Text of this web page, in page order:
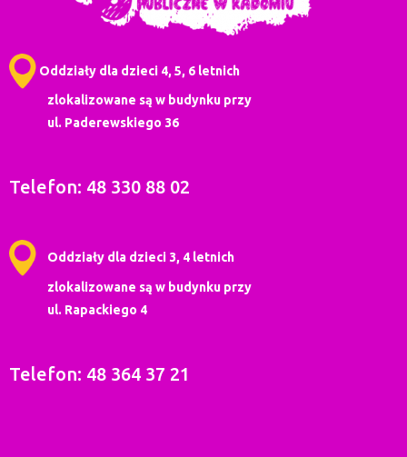
Oddziały dla dzieci 4, 5, 6 letnich
zlokalizowane są w budynku przy
ul. Paderewskiego 36
Telefon: 48 330 88 02
Oddziały dla dzieci 3, 4 letnich
zlokalizowane są w budynku przy
ul. Rapackiego 4
Telefon: 48 364 37 21